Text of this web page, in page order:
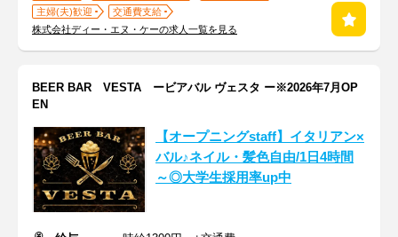
主婦(夫)歓迎
交通費支給
株式会社ディー・エヌ・ケーの求人一覧を見る
BEER BAR VESTA ービアバル ヴェスタ ー※2026年7月OP
EN
【オープニングstaff】イタリアン×
バル♪ネイル・髪色自由/1日4時間
～◎大学生採用率up中